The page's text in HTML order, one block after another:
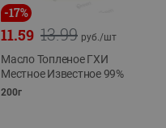
-17%
13.99
11.59 руб./шт
Масло Топленое ГХИ
Местное Известное 99%
200г